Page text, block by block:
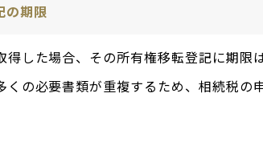
の期限
得した場合、その所有権移転登記に期限
くの必要書類が重複するため、相続税の